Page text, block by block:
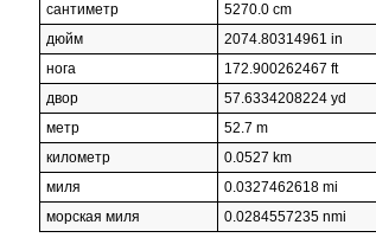
сантиметр
5270.0 cm
дюйм
2074.80314961 in
нога
172.900262467 ft
двор
57.6334208224 yd
метр
52.7 m
километр
0.0527 km
миля
0.0327462618 mi
морская миля
0.0284557235 nmi